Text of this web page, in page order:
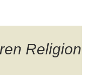
Religion